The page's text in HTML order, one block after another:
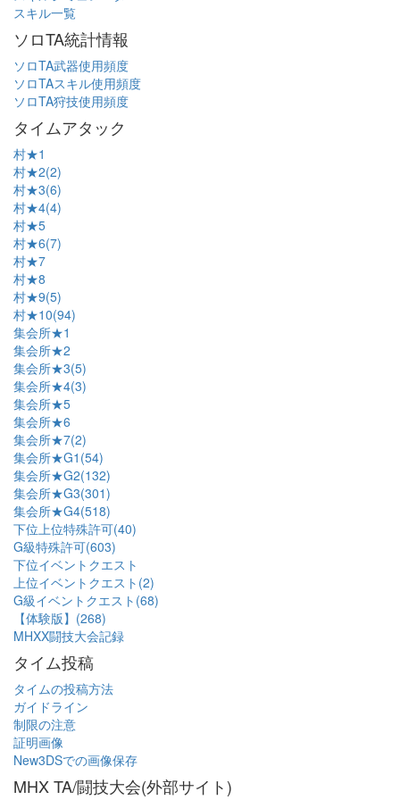
スキル一覧
ソロTA統計情報
ソロTA武器使用頻度
ソロTAスキル使用頻度
ソロTA狩技使用頻度
タイムアタック
村★1
村★2(2)
村★3(6)
村★4(4)
村★5
村★6(7)
村★7
村★8
村★9(5)
村★10(94)
集会所★1
集会所★2
集会所★3(5)
集会所★4(3)
集会所★5
集会所★6
集会所★7(2)
集会所★G1(54)
集会所★G2(132)
集会所★G3(301)
集会所★G4(518)
下位上位特殊許可(40)
G級特殊許可(603)
下位イベントクエスト
上位イベントクエスト(2)
G級イベントクエスト(68)
【体験版】(268)
MHXX闘技大会記録
タイム投稿
タイムの投稿方法
ガイドライン
制限の注意
証明画像
New3DSでの画像保存
MHX TA/闘技大会(外部サイト)